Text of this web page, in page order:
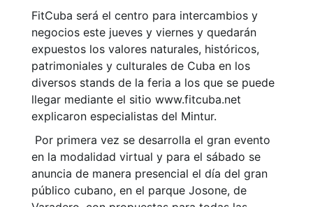
FitCuba será el centro para intercambios y
negocios este jueves y viernes y quedarán
expuestos los valores naturales, históricos,
patrimoniales y culturales de Cuba en los
diversos stands de la feria a los que se puede
llegar mediante el sitio www.fitcuba.net
explicaron especialistas del Mintur.
Por primera vez se desarrolla el gran evento
en la modalidad virtual y para el sábado se
anuncia de manera presencial el día del gran
público cubano, en el parque Josone, de